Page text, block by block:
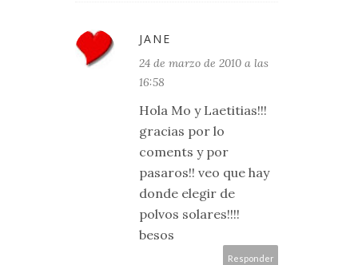
JANE
24 de marzo de 2010 a las
16:58
Hola Mo y Laetitias!!!
gracias por lo
coments y por
pasaros!! veo que hay
donde elegir de
polvos solares!!!!
besos
Responder